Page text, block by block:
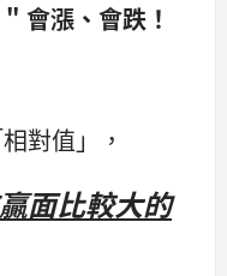
會漲、會跌！
對值」，
面比較大的